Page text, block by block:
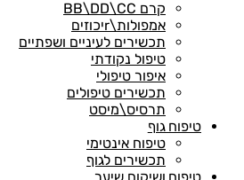
קרם BB\DD\CC
אמפולות\rיכוזים
תכשירים לעיניים ושפתיים
טיפול נקודתי
איפור טיפולי
תכשירים טיפולים
תרסיס\מיסט
טיפוח גוף
טיפוח אינטימי
תכשירים לגוף